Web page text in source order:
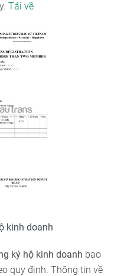
Tải về
kinh doanh
ký hộ kinh doanh bao
quy định. Thông tin về